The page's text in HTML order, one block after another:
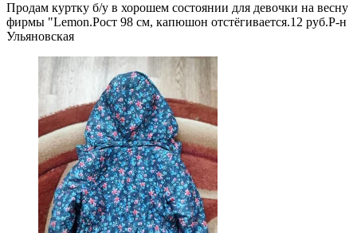
Продам куртку б/у в хорошем состоянии для девочки на весну
фирмы "Lemon.Рост 98 см, капюшон отстёгивается.12 руб.Р-н
Ульяновская